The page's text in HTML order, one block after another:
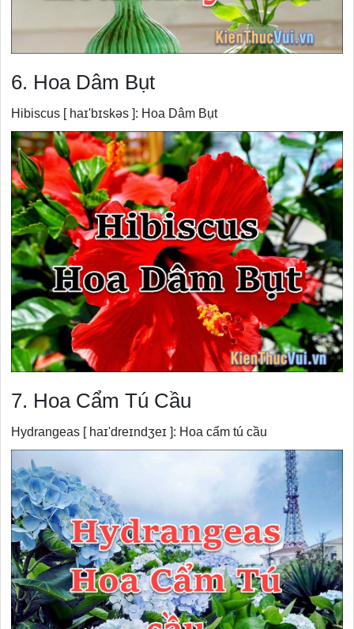
6. Hoa Dâm Bụt
Hibiscus [ haɪ'bɪskəs ]: Hoa Dâm Bụt
7. Hoa Cẩm Tú Cầu
Hydrangeas [ haɪ'dreɪndʒeɪ ]: Hoa cẩm tú cầu